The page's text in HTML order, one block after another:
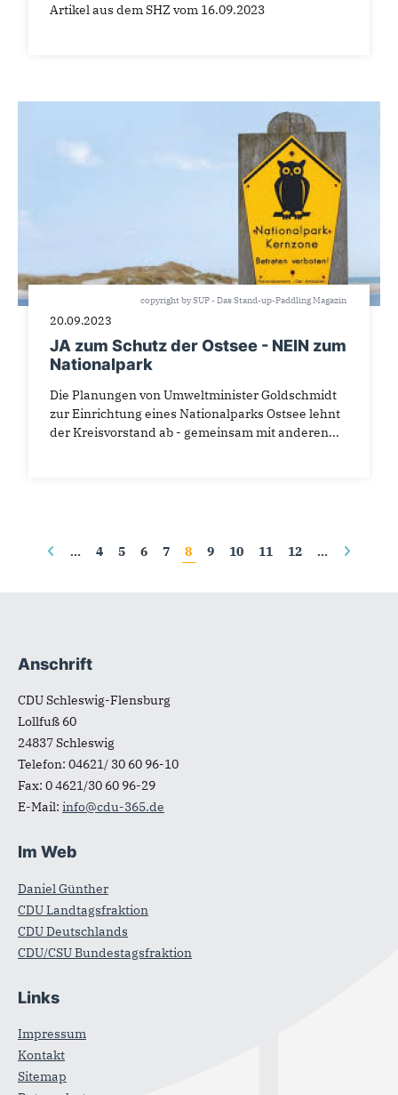
Artikel aus dem SHZ vom 16.09.2023
copyright by SUP - Das Stand-up-Paddling Magazin
20.09.2023
JA zum Schutz der Ostsee - NEIN zum
Nationalpark
Die Planungen von Umweltminister Goldschmidt
zur Einrichtung eines Nationalparks Ostsee lehnt
der Kreisvorstand ab - gemeinsam mit anderen...
Seiten
… 4 5 6 7 8 9 10 11 12 …
Fußbereich
Anschrift
CDU Schleswig-Flensburg
Lollfuß 60
24837Schleswig
Telefon: 04621/ 30 60 96-10
Fax: 0 4621/30 60 96-29
E-Mail: info@cdu-365.de
Im Web
Daniel Günther
CDU Landtagsfraktion
CDU Deutschlands
CDU/CSU Bundestagsfraktion
Links
Impressum
Kontakt
Sitemap